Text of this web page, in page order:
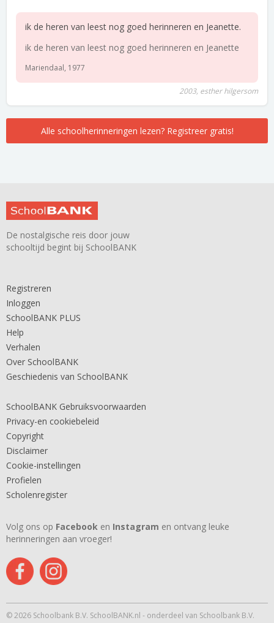
ik de heren van leest nog goed herinneren en Jeanette.
ik de heren van leest nog goed herinneren en Jeanette
Mariendaal, 1977
2003, esther hilgersom
Alle schoolherinneringen lezen? Registreer gratis!
De nostalgische reis door jouw
schooltijd begint bij SchoolBANK
Registreren
Inloggen
SchoolBANK PLUS
Help
Verhalen
Over SchoolBANK
Geschiedenis van SchoolBANK
SchoolBANK Gebruiksvoorwaarden
Privacy-en cookiebeleid
Copyright
Disclaimer
Cookie-instellingen
Profielen
Scholenregister
Volg ons op Facebook en Instagram en ontvang leuke
herinneringen aan vroeger!
© 2026 Schoolbank B.V. SchoolBANK.nl - onderdeel van Schoolbank B.V.